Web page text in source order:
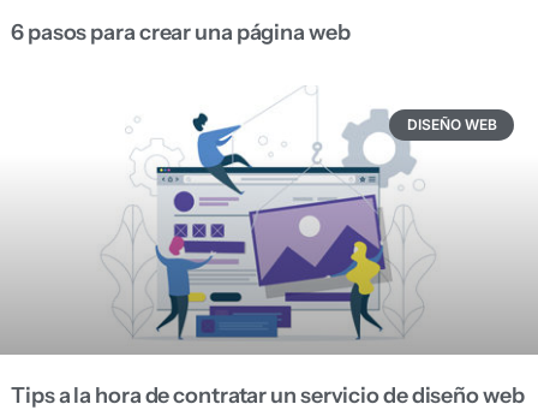
6 pasos para crear una página web
DISEÑO WEB
Tips a la hora de contratar un servicio de diseño web